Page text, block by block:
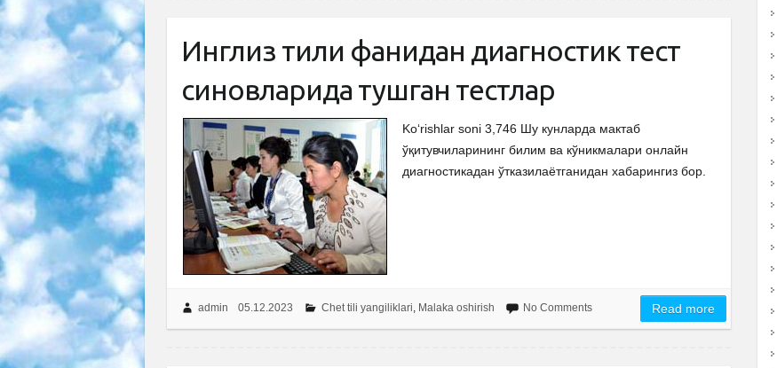
Инглиз тили фанидан диагностик тест
синовларида тушган тестлар
Ko‘rishlar soni 3,746 Шу кунларда мактаб
ўқитувчиларининг билим ва кўникмалари онлайн
диагностикадан ўтказилаётганидан хабарингиз бор.
admin 05.12.2023 Chet tili yangiliklari, Malaka oshirish No Comments Read more